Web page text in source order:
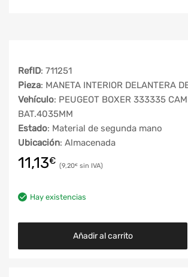
RefID: 711251
Pieza: MANETA INTERIOR DELANTERA
Vehículo: PEUGEOT BOXER 333335
BAT.4035MM
Estado: Material de segunda mano
Ubicación: Almacenada
11,13€ 9,20€
Hay existencias
Añadir al carrito